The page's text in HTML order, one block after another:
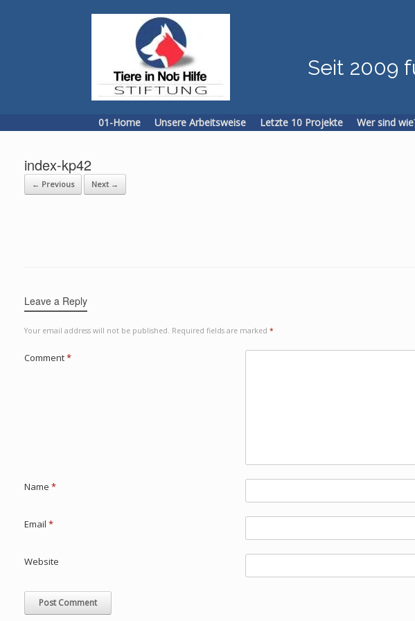
Seit 2009
01-Home Unsere Arbeitsweise Letzte 10 Projekte Wer sind
index-kp42
← Previous Next →
Leave a Reply
Your email address will not be published. Required fields are marked *
Comment*
Name *
Email *
Website